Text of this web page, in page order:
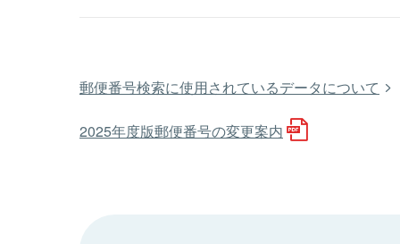
郵便番号検索に使用されているデータについて
2025年度版郵便番号の変更案内